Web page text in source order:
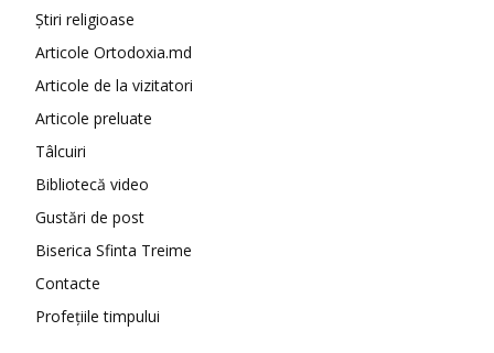
Știri religioase
Articole Ortodoxia.md
Articole de la vizitatori
Articole preluate
Tâlcuiri
Bibliotecă video
Gustări de post
Biserica Sfinta Treime
Contacte
Profețiile timpului